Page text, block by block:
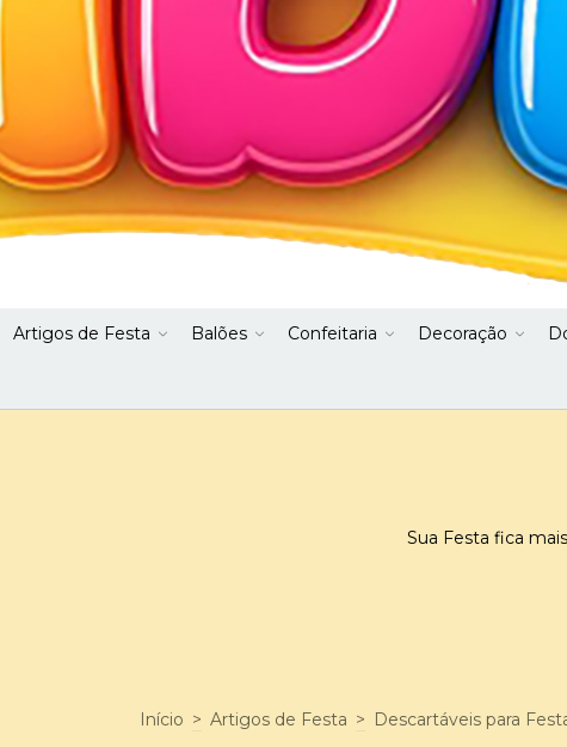
Artigos de Festa Balões Confeitaria Decoração
Sua Festa fica
Início > Artigos de Festa > Descartáveis para